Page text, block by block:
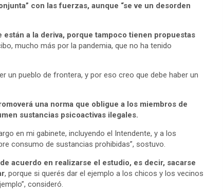
con las fuerzas, aunque “se ve un desorden
a la deriva, porque tampoco tienen propuestas
mucho más por la pandemia, que no ha tenido
un pueblo de frontera, y por eso creo que debe haber un
una norma que obligue a los miembros de
sustancias psicoactivas ilegales.
en mi gabinete, incluyendo el Intendente, y a los
consumo de sustancias prohibidas”, sostuvo.
acuerdo en realizarse el estudio, es decir, sacarse
, porque si querés dar el ejemplo a los chicos y los vecinos
consideró.